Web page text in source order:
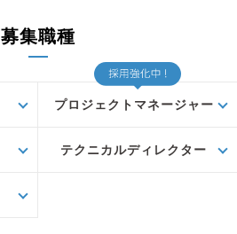
募集職種
プロジェクトマネージャー
テクニカルディレクター